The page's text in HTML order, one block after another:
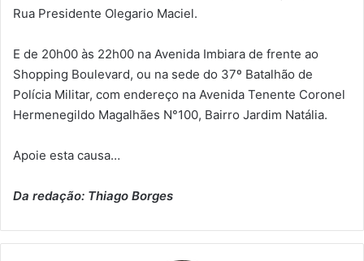
Rua Presidente Olegario Maciel.
E de 20h00 às 22h00 na Avenida Imbiara de frente ao
Shopping Boulevard, ou na sede do 37º Batalhão de
Polícia Militar, com endereço na Avenida Tenente Coronel
Hermenegildo Magalhães N°100, Bairro Jardim Natália.
Apoie esta causa…
Da redação: Thiago Borges